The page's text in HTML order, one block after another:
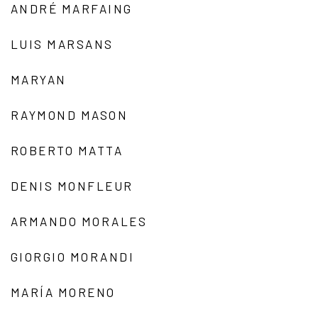
ANDRÉ MARFAING
LUIS MARSANS
MARYAN
RAYMOND MASON
ROBERTO MATTA
DENIS MONFLEUR
ARMANDO MORALES
GIORGIO MORANDI
MARÍA MORENO